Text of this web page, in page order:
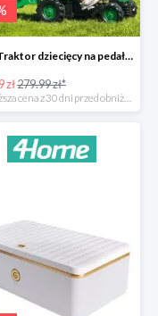
Dolu Traktor dziecięcy na pedały z przyczepką -22%
zł279.99 zł*
*najniższa cena z 30 dni przed obniżką